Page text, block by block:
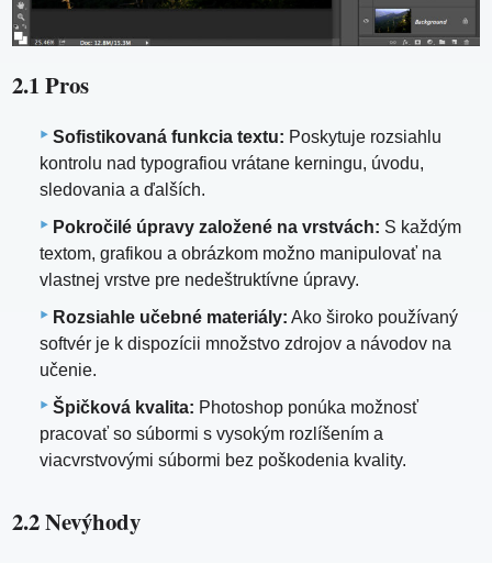
2.1 Pros
Sofistikovaná funkcia textu: Poskytuje rozsiahlu
kontrolu nad typografiou vrátane kerningu, úvodu,
sledovania a ďalších.
Pokročilé úpravy založené na vrstvách: S každým
textom, grafikou a obrázkom možno manipulovať na
vlastnej vrstve pre nedeštruktívne úpravy.
Rozsiahle učebné materiály: Ako široko používaný
softvér je k dispozícii množstvo zdrojov a návodov na
učenie.
Špičková kvalita: Photoshop ponúka možnosť
pracovať so súbormi s vysokým rozlíšením a
viacvrstvovými súbormi bez poškodenia kvality.
2.2 Nevýhody